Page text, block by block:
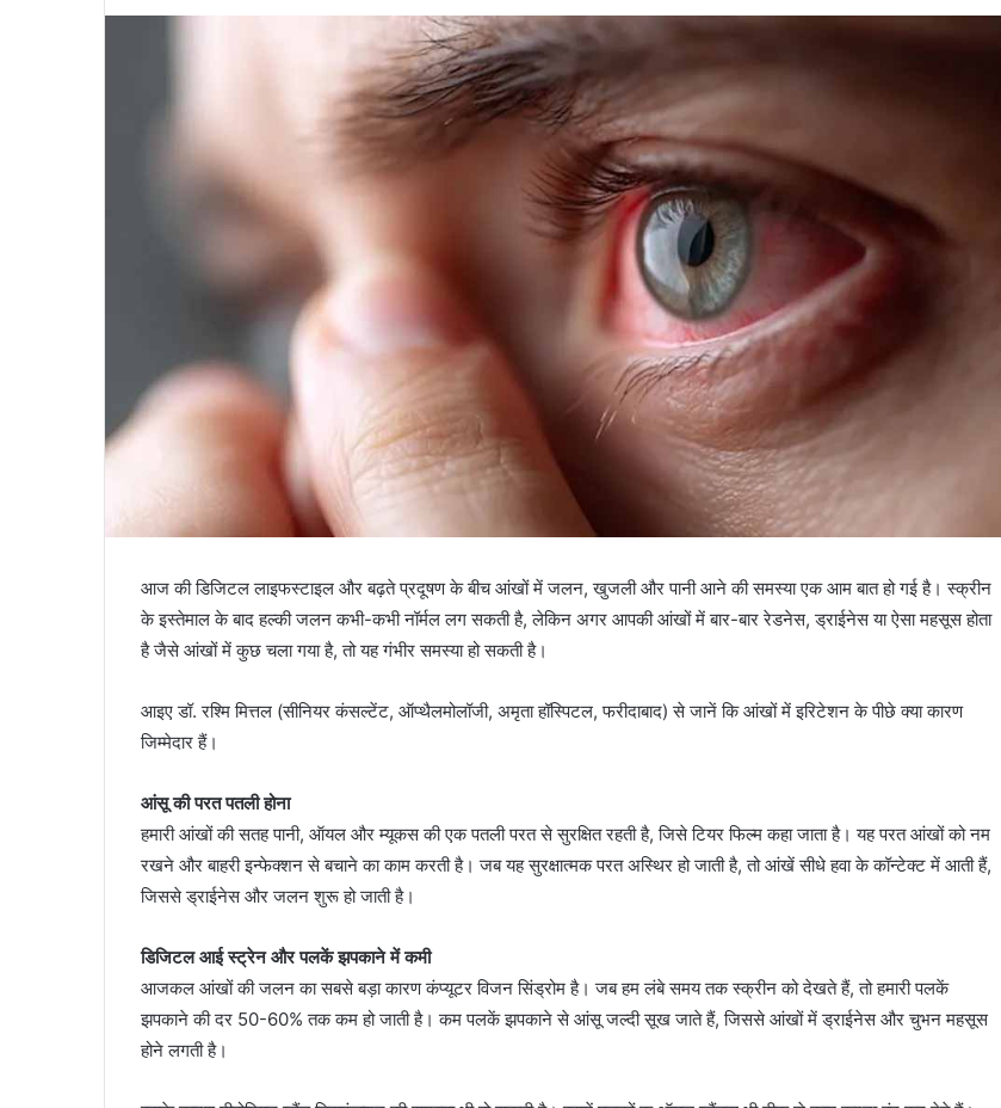
आज की डिजिटल लाइफस्टाइल और बढ़ते प्रदूषण के बीच आंखों में जलन, खुजली और पानी आने की समस्या एक आम बात हो गई है। स्क्रीन
के इस्तेमाल के बाद हल्की जलन कभी-कभी नॉर्मल लग सकती है, लेकिन अगर आपकी आंखों में बार-बार रेडनेस, ड्राईनेस या ऐसा महसूस होता
है जैसे आंखों में कुछ चला गया है, तो यह गंभीर समस्या हो सकती है।
आइए डॉ. रश्मि मित्तल (सीनियर कंसल्टेंट, ऑप्थैलमोलॉजी, अमृता हॉस्पिटल, फरीदाबाद) से जानें कि आंखों में इरिटेशन के पीछे क्या कारण
जिम्मेदार हैं।
आंसू की परत पतली होना
हमारी आंखों की सतह पानी, ऑयल और म्यूकस की एक पतली परत से सुरक्षित रहती है, जिसे टियर फिल्म कहा जाता है। यह परत आंखों को नम
रखने और बाहरी इन्फेक्शन से बचाने का काम करती है। जब यह सुरक्षात्मक परत अस्थिर हो जाती है, तो आंखें सीधे हवा के कॉन्टेक्ट में आती हैं,
जिससे ड्राईनेस और जलन शुरू हो जाती है।
डिजिटल आई स्ट्रेन और पलकें झपकाने में कमी
आजकल आंखों की जलन का सबसे बड़ा कारण कंप्यूटर विजन सिंड्रोम है। जब हम लंबे समय तक स्क्रीन को देखते हैं, तो हमारी पलकें
झपकाने की दर 50-60% तक कम हो जाती है। कम पलकें झपकाने से आंसू जल्दी सूख जाते हैं, जिससे आंखों में ड्राईनेस और चुभन महसूस
होने लगती है।